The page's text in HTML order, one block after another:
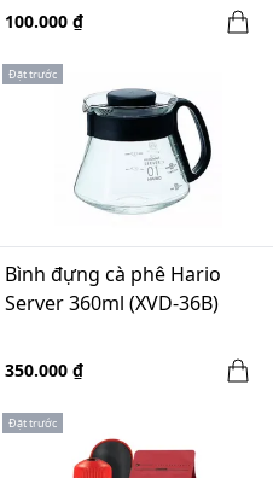
100.000 ₫
Đặt trước
Bình đựng cà phê Hario
Server 360ml (XVD-36B)
350.000 ₫
Đặt trước